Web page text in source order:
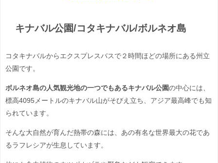
キナバル公園/コタキナバル/ボルネオ島
コタキナバルからエクスプレスバスで２時間ほどの場所にある州立
公園です。
ボルネオ島の人気観光地の一つでもあるキナバル公園の中心には、
標高4095メートルのキナバル山がそびえ立ち、アジア最高峰でも知
られています。
そんな大自然が育んだ熱帯の森には、あの有名な世界最大の花であ
るラフレシアが生息しています。